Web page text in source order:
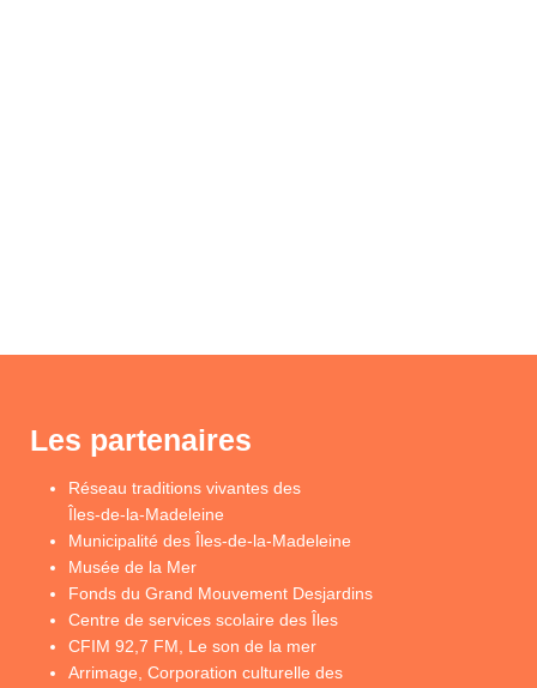
Les partenaires
Réseau traditions vivantes des
Îles-de-la-Madeleine
Municipalité des Îles-de-la-Madeleine
Musée de la Mer
Fonds du Grand Mouvement Desjardins
Centre de services scolaire des Îles
CFIM 92,7 FM, Le son de la mer
Arrimage, Corporation culturelle des